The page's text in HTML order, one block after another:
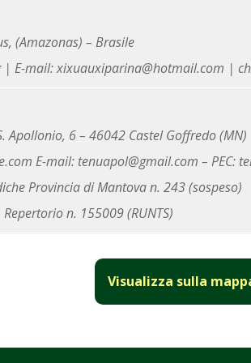
(Amazonas) – Brasile
E-mail: xixuauxiparina@hotmail.com |
Apollonio, 6 – 46042 Castel Goffredo (MN)
E-mail: tenuapol@gmail.com – PEC:
Provincia di Mantova n. 243 (sospeso)
n. 155009 (RUNTS)
Visualizza sulla